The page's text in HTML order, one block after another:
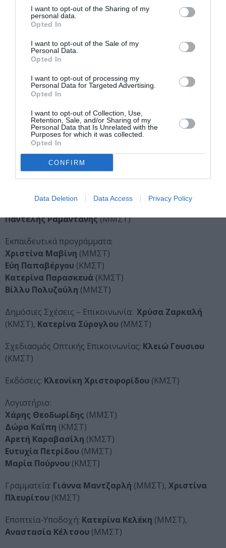
I want to opt-out of the Sharing of my
personal data.
Opted In
I want to opt-out of the Sale of my
Personal Data.
Opted In
I want to opt-out of processing my
Personal Data for Targeted Advertising.
Opted In
I want to opt-out of Collection, Use,
Retention, Sale, and/or Sharing of my
Personal Data that Is Unrelated with the
Purposes for which it was collected.
Opted In
CONFIRM
Data Deletion Data Access Privacy Policy
Συλλογών ΚΜΣΤ
Επιμελητική ομάδα – Κείμενα:
Δόμνα Γούναρη(ΚΜΣΤ)
Αρετή Λεοπούλου
Θούλη Μισιρλόγλου
Γιάννης Μπόλης(ΚΜΣΤ)
Ειρήνη Παπακωνσταντίνου(ΚΜΣΤ)
Συραγώ Τσιάρα(ΚΜΣΤ)
Παραλαβή – Έλεγχος Έργων Τέχνης:
(ΚΜΣΤ)
Ανάρτηση έργων – Τεχνική υποστήριξη:
Περικλής Γαλανός
Κώστας Κοσμίδης
(ΚΜΣΤ)
Παντελής Ραμαντάνης(ΜΜΣΤ)
Εκπαιδευτικά προγράμματα:
Χριστίνα Μαβίνη (ΜΜΣΤ)
Εύη Παπαβέργου (ΚΜΣΤ)
Κατερίνα Παρασκευά (ΚΜΣΤ)
Βίλλυ Πολυζούλη (ΜΜΣΤ)
Δημόσιες Σχέσεις – Επικοινωνία: Χρύσα Ζαρκαλή
(ΚΜΣΤ), Κατερίνα Σύρογλου (ΜΜΣΤ)
Σχεδιασμός Οπτικής Επικοινωνίας: Κλειώ Γουσιου
(ΚΜΣΤ)
Εκδόσεις: Κλεονίκη Χριστοφορίδου (ΚΜΣΤ)
Λογιστήριο:
Χάρης Θεοδωρίδης (ΜΜΣΤ)
Δώρα Καΐπη (ΚΜΣΤ)
Αρετή Καραβασίλη (ΚΜΣΤ)
Ευτυχία Πετρίδου (ΜΜΣΤ)
Μαρία Πούρνου (ΚΜΣΤ)
Γραμματεία: Γιάννα Μαντζαρλή (ΜΜΣΤ), Χριστίνα
Πλευρίτου (ΚΜΣΤ)
Εποπτεία-Υποδοχή: Κατερίνα Κελέκη (ΜΜΣΤ),
Αναστασία Κέλτσου (ΜΜΣΤ)